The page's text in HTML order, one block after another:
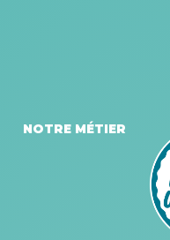
NOTRE MÉTIER